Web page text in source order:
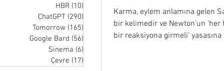
HBR (10)
ChatGPT (290) 290 posts
Tomorrow (165) 165 posts
Google Bard (56)
Sinema (6)
Çevre (17)
Karma, eylem anlamına gelen
bir kelimedir ve Newton’un ‘her
bir reaksiyona girmeli‘ yasasına